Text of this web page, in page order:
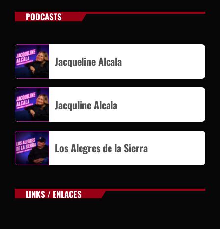
PODCASTS
Jacqueline Alcala
Jacquline Alcala
Los Alegres de la Sierra
LINKS / ENLACES